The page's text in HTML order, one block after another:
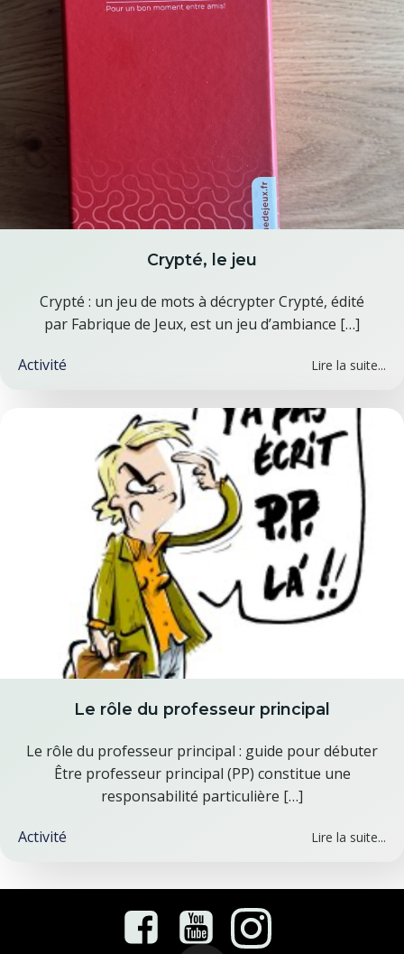
Crypté, le jeu
Crypté : un jeu de mots à décrypter Crypté, édité
par Fabrique de Jeux, est un jeu d’ambiance […]
Activité Lire la suite...
Le rôle du professeur principal
Le rôle du professeur principal : guide pour débuter
Être professeur principal (PP) constitue une
responsabilité particulière […]
Activité Lire la suite...